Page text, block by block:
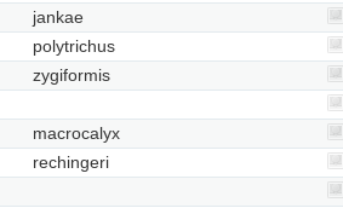
jankae
polytrichus
zygiformis
macrocalyx
rechingeri